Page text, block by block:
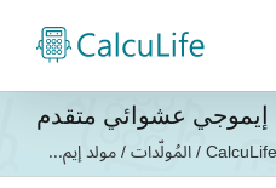
إيموجي عشوائي متقدم
CalcuLife
/المُولّدات/مولد إيم...